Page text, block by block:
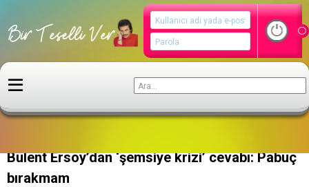
Bülent Ersoy’dan ‘şemsiye krizi’ cevabı: Pabuç
bırakmam